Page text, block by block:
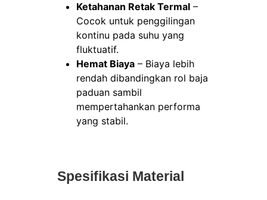
Ketahanan Retak Termal–
Cocok untuk penggilingan
kontinu pada suhu yang
fluktuatif.
Hemat Biaya– Biaya lebih
rendah dibandingkan rol baja
paduan sambil
mempertahankan performa
yang stabil.
Spesifikasi Material